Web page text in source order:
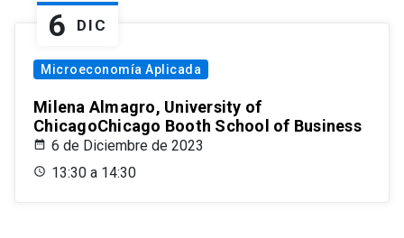
6 DIC
Microeconomía Aplicada
Milena Almagro, University of
ChicagoChicago Booth School of Business
6 de Diciembre de 2023
13:30 a 14:30